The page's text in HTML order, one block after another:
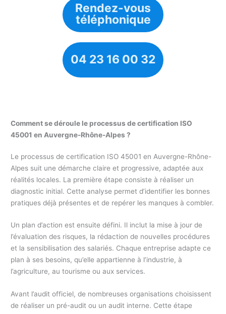
Rendez-vous
téléphonique
04 23 16 00 32
Comment se déroule le processus de certification ISO
45001 en Auvergne-Rhône-Alpes ?
Le processus de certification ISO 45001 en Auvergne-Rhône-
Alpes suit une démarche claire et progressive, adaptée aux
réalités locales. La première étape consiste à réaliser un
diagnostic initial. Cette analyse permet d’identifier les bonnes
pratiques déjà présentes et de repérer les manques à combler.
Un plan d’action est ensuite défini. Il inclut la mise à jour de
l’évaluation des risques, la rédaction de nouvelles procédures
et la sensibilisation des salariés. Chaque entreprise adapte ce
plan à ses besoins, qu’elle appartienne à l’industrie, à
l’agriculture, au tourisme ou aux services.
Avant l’audit officiel, de nombreuses organisations choisissent
de réaliser un pré-audit ou un audit interne. Cette étape